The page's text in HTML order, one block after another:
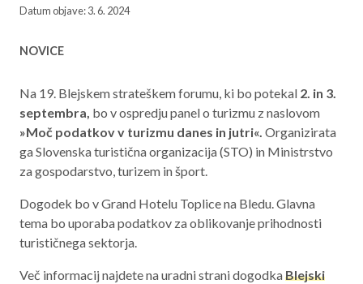
Invest Pomurje
PONI
REGIONALNI RAZVOJ
Aktualno programsko obdobje 2021 – 2027
Obmejna problemska območja
O NAS
Datum objave: 3. 6. 2024
NOVICE
Na 19. Blejskem strateškem forumu, ki bo potekal 2. in 3.
septembra, bo v ospredju panel o turizmu z naslovom
»Moč podatkov v turizmu danes in jutri«. Organizirata
ga Slovenska turistična organizacija (STO) in Ministrstvo
za gospodarstvo, turizem in šport.
Dogodek bo v Grand Hotelu Toplice na Bledu. Glavna
tema bo uporaba podatkov za oblikovanje prihodnosti
turističnega sektorja.
Več informacij najdete na uradni strani dogodkaBlejski